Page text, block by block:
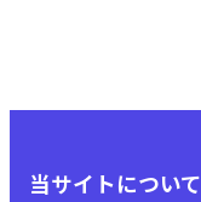
当サイトについて